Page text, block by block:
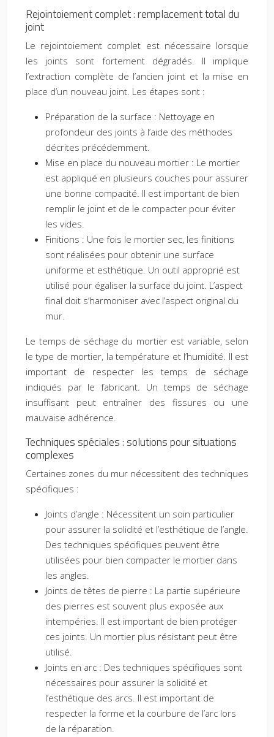
Rejointoiement complet : remplacement total du
joint
Le rejointoiement complet est nécessaire lorsque
les joints sont fortement dégradés. Il implique
l’extraction complète de l’ancien joint et la mise en
place d’un nouveau joint. Les étapes sont :
Préparation de la surface : Nettoyage en
profondeur des joints à l’aide des méthodes
décrites précédemment.
Mise en place du nouveau mortier : Le mortier
est appliqué en plusieurs couches pour assurer
une bonne compacité. Il est important de bien
remplir le joint et de le compacter pour éviter
les vides.
Finitions : Une fois le mortier sec, les finitions
sont réalisées pour obtenir une surface
uniforme et esthétique. Un outil approprié est
utilisé pour égaliser la surface du joint. L’aspect
final doit s’harmoniser avec l’aspect original du
mur.
Le temps de séchage du mortier est variable, selon
le type de mortier, la température et l’humidité. Il est
important de respecter les temps de séchage
indiqués par le fabricant. Un temps de séchage
insuffisant peut entraîner des fissures ou une
mauvaise adhérence.
Techniques spéciales : solutions pour situations
complexes
Certaines zones du mur nécessitent des techniques
spécifiques :
Joints d’angle : Nécessitent un soin particulier
pour assurer la solidité et l’esthétique de l’angle.
Des techniques spécifiques peuvent être
utilisées pour bien compacter le mortier dans
les angles.
Joints de têtes de pierre : La partie supérieure
des pierres est souvent plus exposée aux
intempéries. Il est important de bien protéger
ces joints. Un mortier plus résistant peut être
utilisé.
Joints en arc : Des techniques spécifiques sont
nécessaires pour assurer la solidité et
l’esthétique des arcs. Il est important de
respecter la forme et la courbure de l’arc lors
de la réparation.